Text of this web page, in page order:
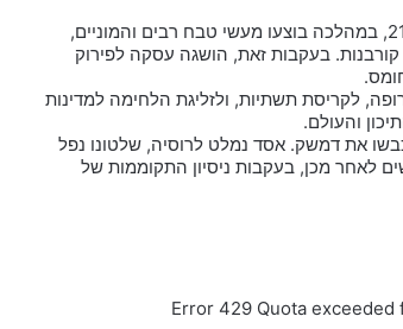
נכון לשנת 2025, מלחמת האזרחים בסוריה היא המלחמה הקטלנית ביותר של המאה ה-21, במהלכה בוצעו מעשי טבח רבים והמוניים,
המתקפה בע'וטה באוגוסט 2013 שגבתה מאות קורבנות. בעקבות זאת, הושגה עסקה לפירוק
לקריסת תשתיות, ולזליגת הלחימה למדינות
והעולם.
פתע בה כבשו את דמשק. אסד נמלט לרוסיה, שלטונו נפל
לאחר מכן, בעקבות ניסיון התקוממות של
Error 429 Quota